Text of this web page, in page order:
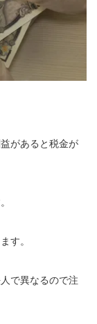
があると税金が
す。
で異なるので注